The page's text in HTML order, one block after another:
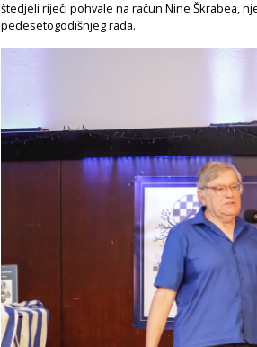
štedjeli riječi pohvale na račun Nine Škrabea,
pedesetogodišnjeg rada.